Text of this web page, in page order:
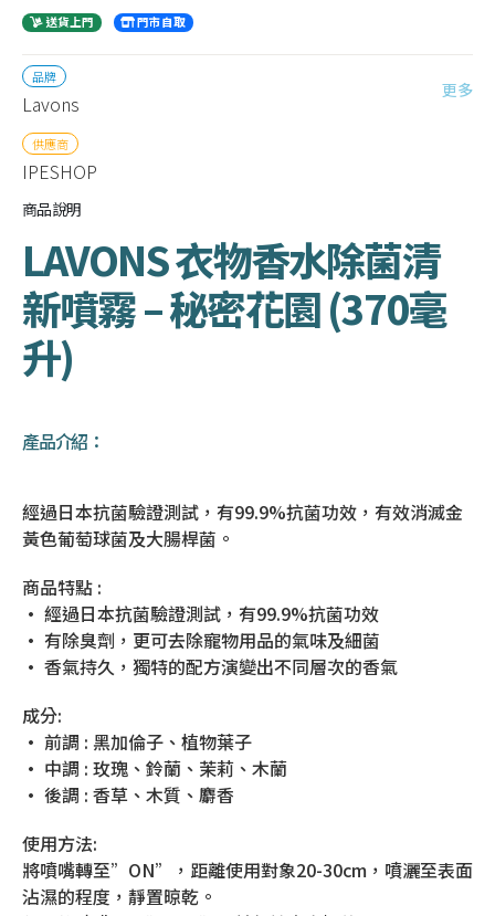
送貨上門 門市自取
品牌
Lavons
更多
供應商
IPESHOP
商品說明
LAVONS 衣物香水除菌清
新噴霧 – 秘密花園 (370毫
升)
產品介紹：
經過日本抗菌驗證測試，有99.9%抗菌功效，有效消滅金
黃色葡萄球菌及大腸桿菌。
商品特點 :
• 經過日本抗菌驗證測試，有99.9%抗菌功效
• 有除臭劑，更可去除寵物用品的氣味及細菌
• 香氣持久，獨特的配方演變出不同層次的香氣
成分:
• 前調 : 黑加倫子、植物葉子
• 中調 : 玫瑰、鈴蘭、茉莉、木蘭
• 後調 : 香草、木質、麝香
使用方法:
將噴嘴轉至”ON”，距離使用對象20-30cm，噴灑至表面
沾濕的程度，靜置晾乾。